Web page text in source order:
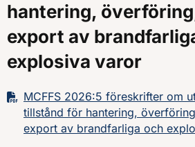
hantering,
export av
explosiva varor
MCFFS 2026:5 föreskrifter om
tillstånd för hantering,
export av brandfarliga och